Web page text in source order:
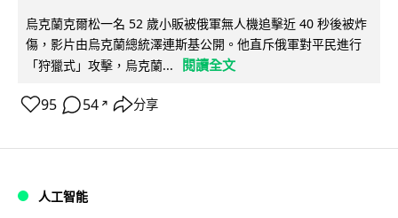
烏克蘭克爾松一名 52 歲小販被俄軍無人機追擊近 40 秒後被炸
傷，影片由烏克蘭總統澤連斯基公開。他直斥俄軍對平民進行
「狩獵式」攻擊，烏克蘭...
閱讀全文
95 54 ↗ 分享
人工智能